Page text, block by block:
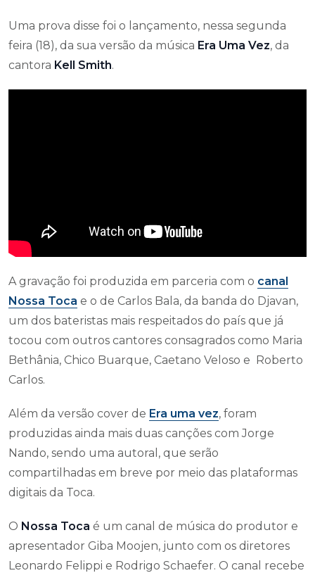
Uma prova disse foi o lançamento, nessa segunda
feira (18), da sua versão da música Era Uma Vez, da
cantora Kell Smith.
A gravação foi produzida em parceria com o canal
Nossa Toca e o de Carlos Bala, da banda do Djavan,
um dos bateristas mais respeitados do país que já
tocou com outros cantores consagrados como Maria
Bethânia, Chico Buarque, Caetano Veloso e Roberto
Carlos.
Além da versão cover de Era uma vez, foram
produzidas ainda mais duas canções com Jorge
Nando, sendo uma autoral, que serão
compartilhadas em breve por meio das plataformas
digitais da Toca.
O Nossa Toca é um canal de música do produtor e
apresentador Giba Moojen, junto com os diretores
Leonardo Felippi e Rodrigo Schaefer. O canal recebe